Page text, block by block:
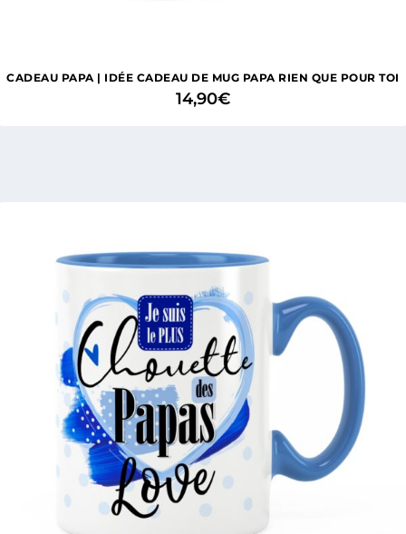
CADEAU PAPA | IDÉE CADEAU DE MUG PAPA RIEN QUE POUR TOI
14,90€